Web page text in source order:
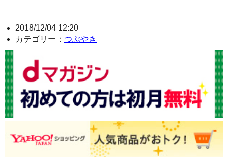
2018/12/04 12:20
カテゴリー： つぶやき